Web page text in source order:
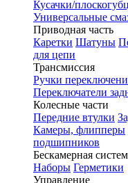
Кусачки/
Универсальные
Приводная часть
Каретки Шатуны
для цепи
Трансмиссия
Ручки
Переключатели
Колесные части
Передние втулки
Камеры, флипперы
подшипников
Бескамерная
Наборы Герметики
Управление